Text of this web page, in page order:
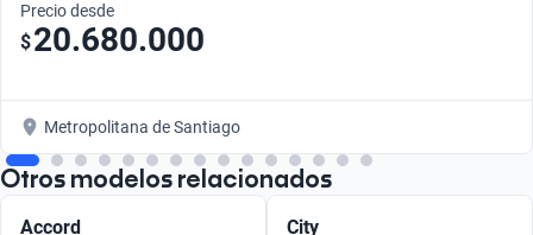
Precio desde
$20.680.000
Metropolitana de Santiago
Otros modelos relacionados
Accord City